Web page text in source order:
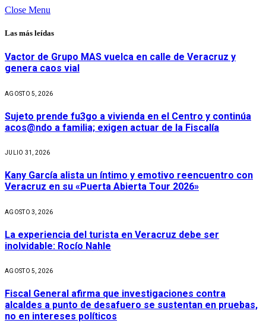
Close Menu
Las más leídas
Vactor de Grupo MAS vuelca en calle de Veracruz y
genera caos vial
AGOSTO 5, 2026
Sujeto prende fu3go a vivienda en el Centro y continúa
acos@ndo a familia; exigen actuar de la Fiscalía
JULIO 31, 2026
Kany García alista un íntimo y emotivo reencuentro con
Veracruz en su «Puerta Abierta Tour 2026»
AGOSTO 3, 2026
La experiencia del turista en Veracruz debe ser
inolvidable: Rocío Nahle
AGOSTO 5, 2026
Fiscal General afirma que investigaciones contra
alcaldes a punto de desafuero se sustentan en pruebas,
no en intereses políticos